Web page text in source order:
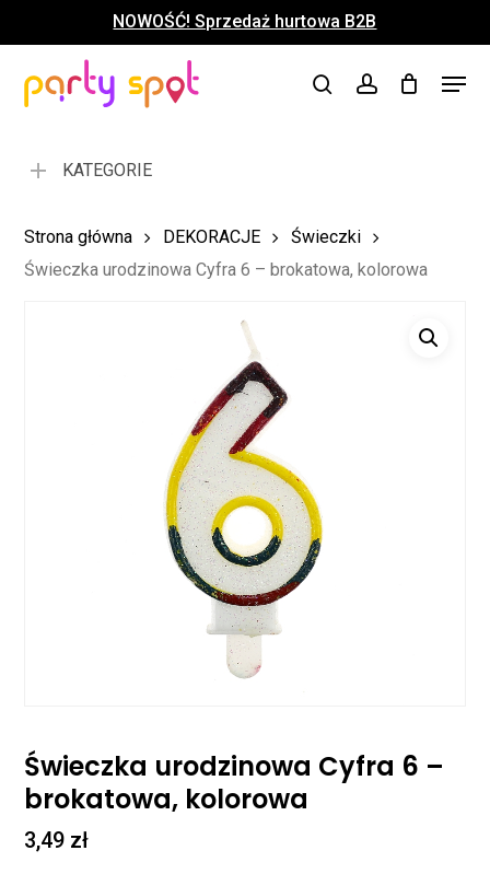
to
content
NOWOŚĆ! Sprzedaż hurtowa B2B
searchaccount
Menu
Koszyk Close
KATEGORIE
Strona główna DEKORACJE
Świeczki
Świeczka urodzinowa Cyfra 6 – brokatowa, kolorowa
Świeczka urodzinowa Cyfra 6 –
brokatowa, kolorowa
3,49 zł
Menu